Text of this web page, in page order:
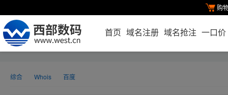
购
首页 域名注册 域名抢注 一口价
综合 Whois 百度